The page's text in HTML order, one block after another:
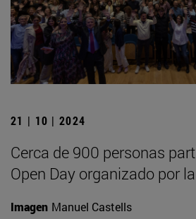
21 | 10 | 2024
Cerca de 900 personas
Open Day organizado por
Imagen Manuel Castells